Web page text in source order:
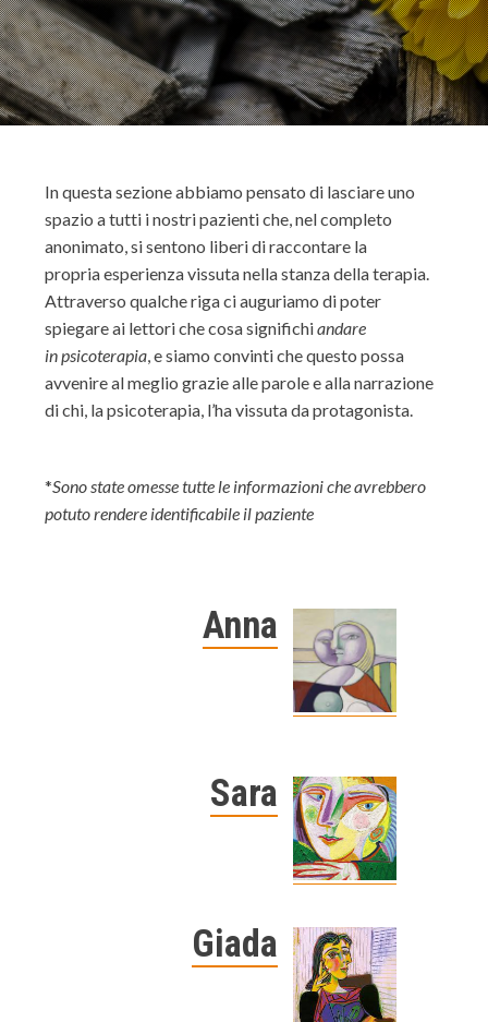
In questa sezione abbiamo pensato di lasciare uno
spazio a tutti i nostri pazienti che, nel completo
anonimato, si sentono liberi di raccontare la
propria esperienza vissuta nella stanza della terapia.
Attraverso qualche riga ci auguriamo di poter
spiegare ai lettori che cosa significhiandare
in psicoterapia, e siamo convinti che questo possa
avvenire al meglio grazie alle parole e alla narrazione
di chi, la psicoterapia, l’ha vissuta da protagonista.
*Sono state omesse tutte le informazioni che avrebbero
potuto rendere identificabile il paziente
Anna
Sara
Giada